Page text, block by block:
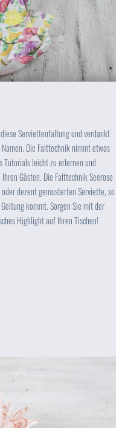
Serviettenfaltung und verdankt
Die Falttechnik nimmt etwas
Tutorials leicht zu erlernen und
Gästen. Die Falttechnik Seerose
dezent gemusterten Serviette, so
kommt. Sorgen Sie mit der
Highlight auf Ihren Tischen!